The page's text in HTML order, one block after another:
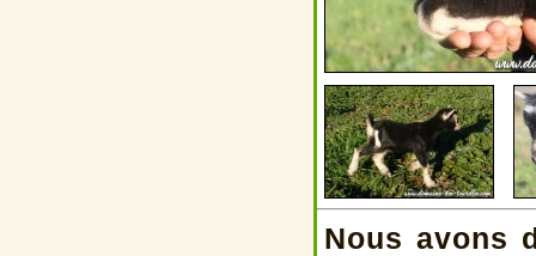
Nous avons